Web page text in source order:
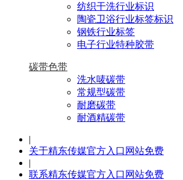
纺织干洗行业标识
陶瓷卫浴行业标签标识
钢铁行业标签
电子行业特种胶带
碳带色带
洗水唛碳带
常规型碳带
耐磨碳带
耐酒精碳带
|
关于精东传媒官方入口网站免费
|
联系精东传媒官方入口网站免费